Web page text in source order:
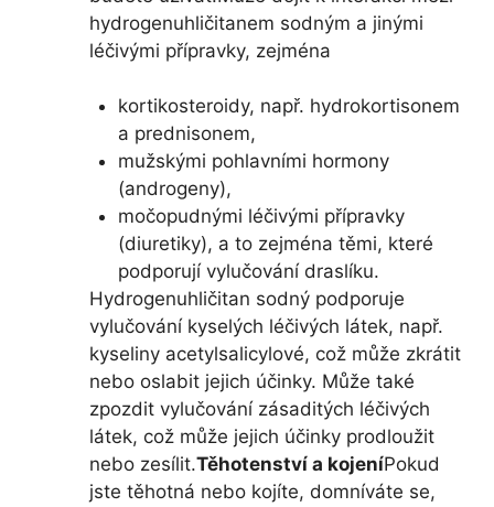
hydrogenuhličitanem sodným a jinými
léčivými přípravky, zejména
kortikosteroidy, např. hydrokortisonem
a prednisonem,
mužskými pohlavními hormony
(androgeny),
močopudnými léčivými přípravky
(diuretiky), a to zejména těmi, které
podporují vylučování draslíku.
Hydrogenuhličitan sodný podporuje
vylučování kyselých léčivých látek, např.
kyseliny acetylsalicylové, což může zkrátit
nebo oslabit jejich účinky. Může také
zpozdit vylučování zásaditých léčivých
látek, což může jejich účinky prodloužit
nebo zesílit.Těhotenství a kojeníPokud
jste těhotná nebo kojíte, domníváte se,